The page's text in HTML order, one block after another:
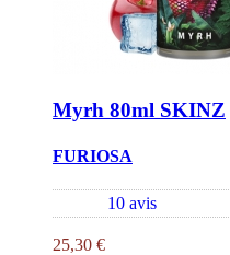
Myrh 80ml SKINZ
FURIOSA
10 avis
25,30 €